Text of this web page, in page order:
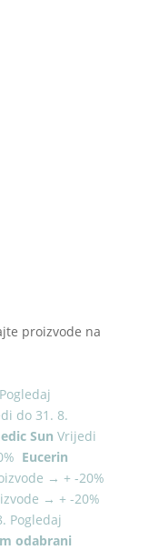
proizvode na
Pogledaj
do 31. 8.
Sun Vrijedi
Eucerin
→ + -20%
→ + -20%
Pogledaj
odabrani